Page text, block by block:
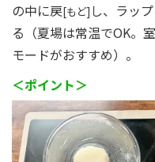
の中に戻[もど] し、ラッ
る（夏場は常温でOK。
モードがおすすめ）。
＜ポイント＞